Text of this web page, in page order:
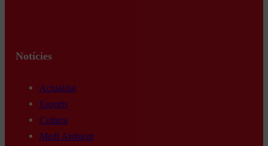
Notícies
Actualitat
Esports
Cultura
Medi Ambient